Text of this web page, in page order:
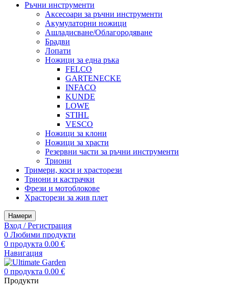
Ръчни инструменти
Аксесоари за ръчни инструменти
Акумулаторни ножици
Ашладисване/Облагородяване
Брадви
Лопати
Ножици за една ръка
FELCO
GARTENECKE
INFACO
KUNDE
LOWE
STIHL
VESCO
Ножици за клони
Ножици за храсти
Резервни части за ръчни инструменти
Триони
Тримери, коси и храсторези
Триони и кастрачки
Фрези и мотоблокове
Храсторези за жив плет
Намери
Вход / Регистрация
0 Любими продукти
0 продукта 0.00 €
Навигация
0 продукта 0.00 €
Продукти